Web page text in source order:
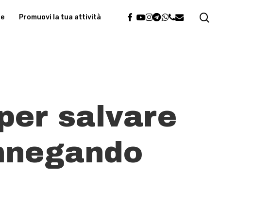
Promuovi la tua attività facebook
youtube
instagram
telegram
whatsapp
phone
email
salvare